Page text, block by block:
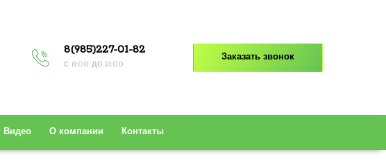
8(985)227-01-82
с 8:00 до 21:00
Заказать звонок
Видео О компании Контакты